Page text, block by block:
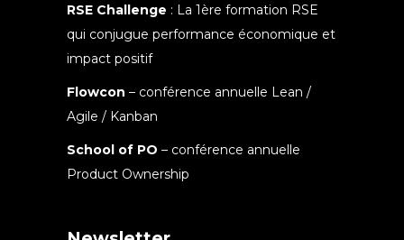
RSE Challenge : La 1ère formation RSE
qui conjugue performance économique et
impact positif
Flowcon – conférence annuelle Lean /
Agile / Kanban
School of PO – conférence annuelle
Product Ownership